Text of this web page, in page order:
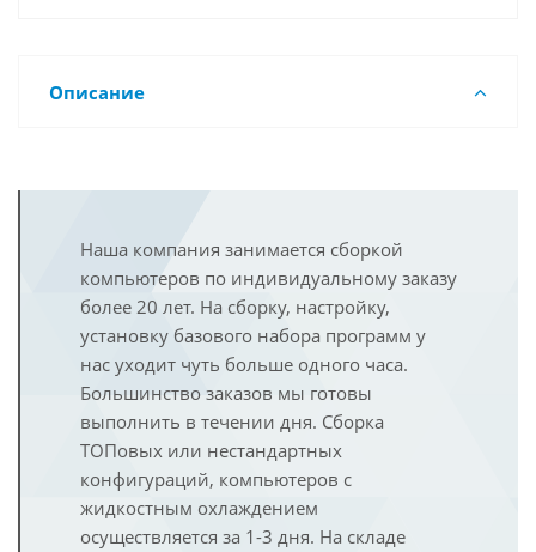
Описание
Наша компания занимается сборкой
компьютеров по индивидуальному заказу
более 20 лет. На сборку, настройку,
установку базового набора программ у
нас уходит чуть больше одного часа.
Большинство заказов мы готовы
выполнить в течении дня. Сборка
ТОПовых или нестандартных
конфигураций, компьютеров с
жидкостным охлаждением
осуществляется за 1-3 дня. На складе